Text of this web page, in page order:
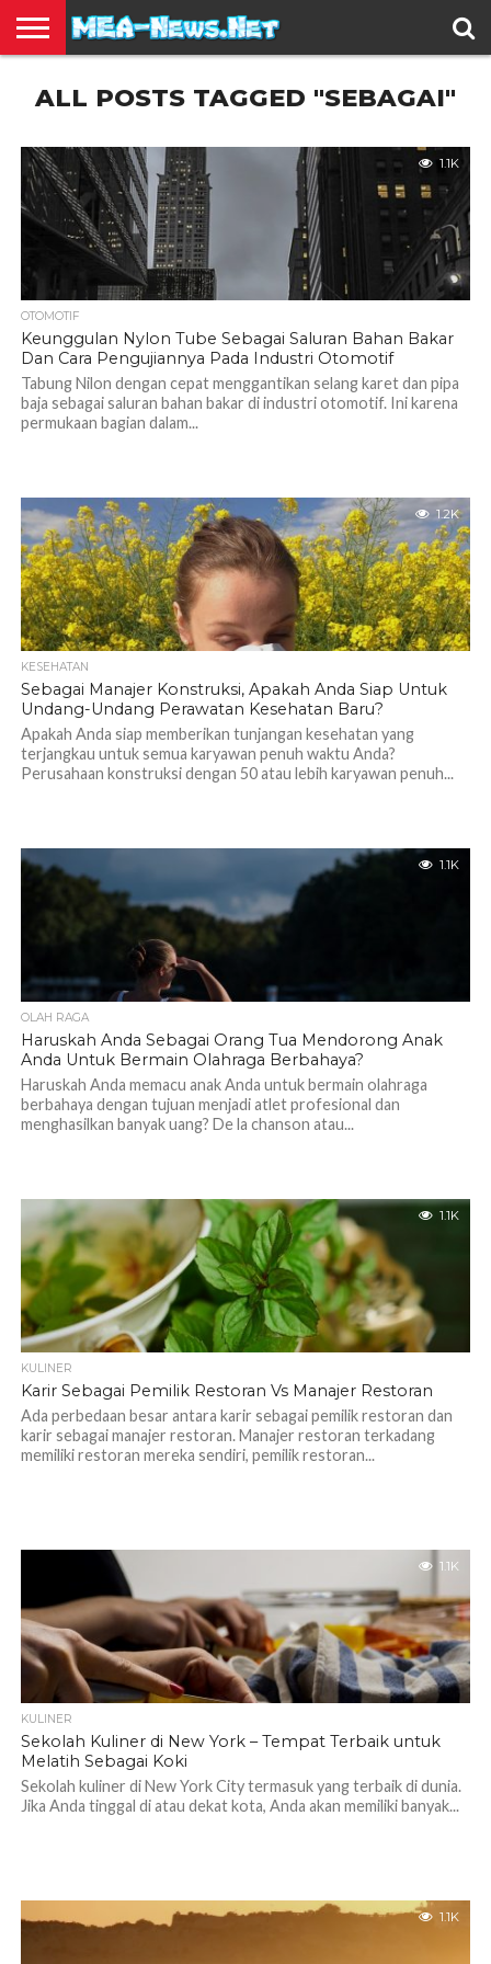
TERBARU
EDUKASI
HIBURAN
INSPIRASI
KESEHATAN
KULINER
OLAH
RAGA
OTOMOTIF
TRAVEL
JUAL
BELI
ALL POSTS TAGGED "SEBAGAI"
1.1K
OTOMOTIF
Keunggulan Nylon Tube Sebagai Saluran Bahan Bakar
Dan Cara Pengujiannya Pada Industri Otomotif
Tabung Nilon dengan cepat menggantikan selang karet dan pipa
baja sebagai saluran bahan bakar di industri otomotif. Ini karena
permukaan bagian dalam...
1.2K
KESEHATAN
Sebagai Manajer Konstruksi, Apakah Anda Siap Untuk
Undang-Undang Perawatan Kesehatan Baru?
Apakah Anda siap memberikan tunjangan kesehatan yang
terjangkau untuk semua karyawan penuh waktu Anda?
Perusahaan konstruksi dengan 50 atau lebih karyawan penuh...
1.1K
OLAH RAGA
Haruskah Anda Sebagai Orang Tua Mendorong Anak
Anda Untuk Bermain Olahraga Berbahaya?
Haruskah Anda memacu anak Anda untuk bermain olahraga
berbahaya dengan tujuan menjadi atlet profesional dan
menghasilkan banyak uang? De la chanson atau...
1.1K
KULINER
Karir Sebagai Pemilik Restoran Vs Manajer Restoran
Ada perbedaan besar antara karir sebagai pemilik restoran dan
karir sebagai manajer restoran. Manajer restoran terkadang
memiliki restoran mereka sendiri, pemilik restoran...
1.1K
KULINER
Sekolah Kuliner di New York – Tempat Terbaik untuk
Melatih Sebagai Koki
Sekolah kuliner di New York City termasuk yang terbaik di dunia.
Jika Anda tinggal di atau dekat kota, Anda akan memiliki banyak...
1.1K